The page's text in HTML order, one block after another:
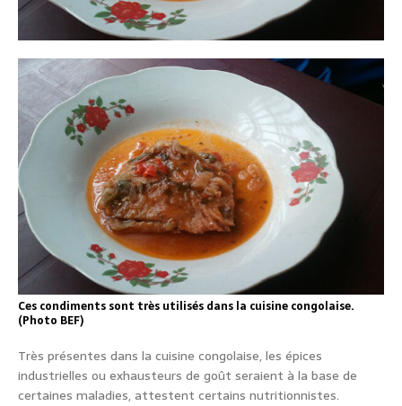
Ces condiments sont très utilisés dans la cuisine congolaise.
(Photo BEF)
Très présentes dans la cuisine congolaise, les épices
industrielles ou exhausteurs de goût seraient à la base de
certaines maladies, attestent certains nutritionnistes.